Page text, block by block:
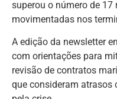
superou o número de
movimentadas nos
A edição da newsletter
com orientações para
revisão de contratos
que consideram atrasos